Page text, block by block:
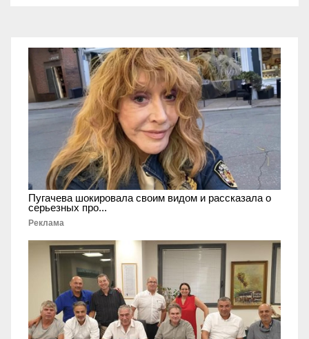
Пугачева шокировала своим видом и рассказала о
серьезных про...
Реклама